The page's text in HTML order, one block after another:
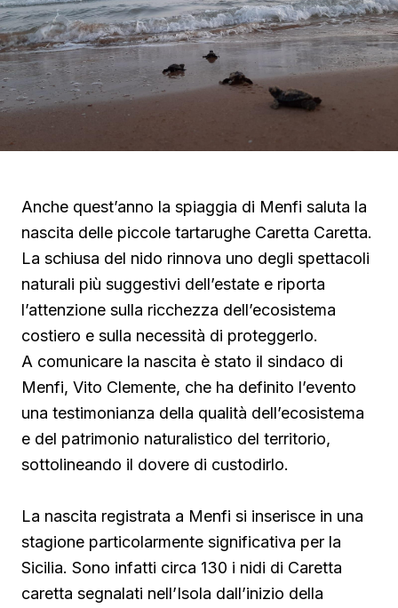
Anche quest’anno la spiaggia di Menfi saluta la
nascita delle piccole tartarughe Caretta Caretta.
La schiusa del nido rinnova uno degli spettacoli
naturali più suggestivi dell’estate e riporta
l’attenzione sulla ricchezza dell’ecosistema
costiero e sulla necessità di proteggerlo.
A comunicare la nascita è stato il sindaco di
Menfi, Vito Clemente, che ha definito l’evento
una testimonianza della qualità dell’ecosistema
e del patrimonio naturalistico del territorio,
sottolineando il dovere di custodirlo.
La nascita registrata a Menfi si inserisce in una
stagione particolarmente significativa per la
Sicilia. Sono infatti circa 130 i nidi di Caretta
caretta segnalati nell’Isola dall’inizio della